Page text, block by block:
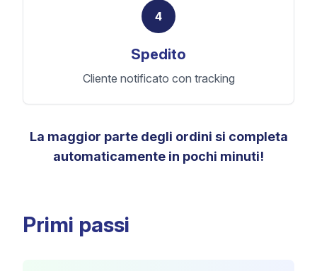
4
Spedito
Cliente notificato con tracking
La maggior parte degli ordini si completa
automaticamente in pochi minuti!
Primi passi